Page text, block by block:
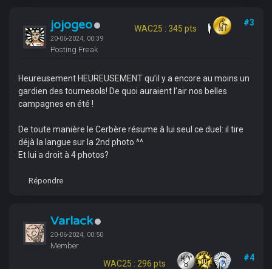
jojogeo
20-06-2024, 00:39
Posting Freak
WAC25 : 345 pts
#3
Heureusement HEUREUSEMENT qu’il y a encore au moins un
gardien des tournesols! De quoi auraient l’air nos belles
campagnes en été !
De toute manière le Cerbère résume à lui seul ce duel: il tire
déjà la langue sur la 2nd photo ^^
Et lui a droit à 4 photos?
Répondre
Varlack
20-06-2024, 00:50
Member
WAC25 : 296 pts
#4